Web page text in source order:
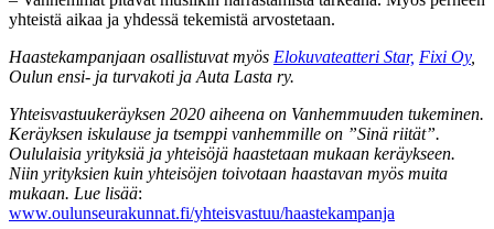
yhteistä aikaa ja yhdessä tekemistä arvostetaan.
Haastekampanjaan osallistuvat myös Elokuvateatteri Star, Fixi Oy,
Oulun ensi- ja turvakoti ja Auta Lasta ry.
Yhteisvastuukeräyksen 2020 aiheena on Vanhemmuuden tukeminen.
Keräyksen iskulause ja tsemppi vanhemmille on ”Sinä riität”.
Oululaisia yrityksiä ja yhteisöjä haastetaan mukaan keräykseen.
Niin yrityksien kuin yhteisöjen toivotaan haastavan myös muita
mukaan. Lue lisää:
www.oulunseurakunnat.fi/yhteisvastuu/haastekampanja